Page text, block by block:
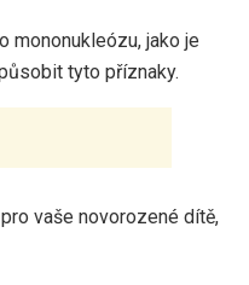
mononukleózu, jako je
tyto příznaky.
vaše novorozené dítě,